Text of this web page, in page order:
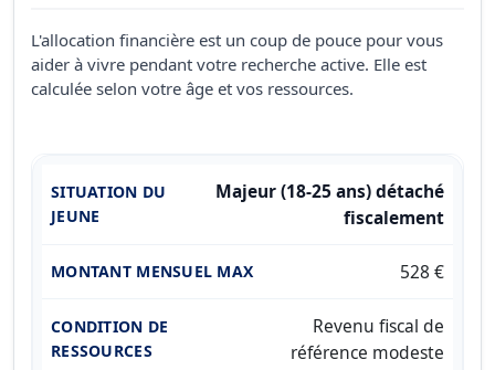
L'allocation financière est un coup de pouce pour vous
aider à vivre pendant votre recherche active. Elle est
calculée selon votre âge et vos ressources.
Majeur (18-25 ans) détaché
fiscalement
528 €
Revenu fiscal de
référence modeste